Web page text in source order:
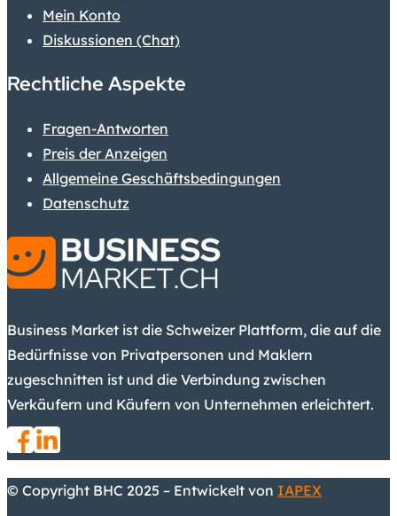
Mein Konto
Diskussionen (Chat)
Rechtliche Aspekte
Fragen-Antworten
Preis der Anzeigen
Allgemeine Geschäftsbedingungen
Datenschutz
Business Market ist die Schweizer Plattform, die auf die
Bedürfnisse von Privatpersonen und Maklern
zugeschnitten ist und die Verbindung zwischen
Verkäufern und Käufern von Unternehmen erleichtert.
© Copyright BHC 2025 – Entwickelt von IAPEX